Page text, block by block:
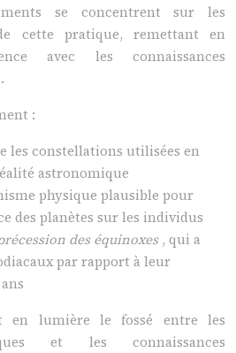
se concentrent sur les
cette pratique, remettant en
avec les connaissances
:
les constellations utilisées en
astronomique
physique plausible pour
des planètes sur les individus
des équinoxes , qui a
par rapport à leur
en lumière le fossé entre les
et les connaissances